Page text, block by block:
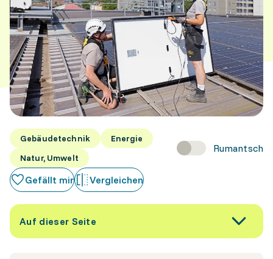
Gebäudetechnik
Energie
Natur, Umwelt
Rumantsch
Gefällt mir Vergleichen
Auf dieser Seite